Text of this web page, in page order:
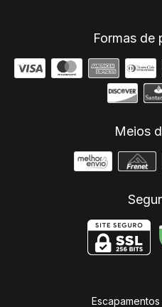
Formas de
Meios
Escapamentos